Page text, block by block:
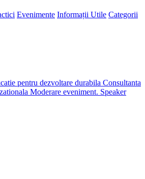
Evenimente Informații Utile Categorii
pentru dezvoltare durabila Consultanta
Moderare eveniment. Speaker